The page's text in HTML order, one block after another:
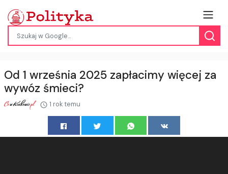
Od 1 września 2025 zapłacimy więcej za
wywóz śmieci?
1 rok temu